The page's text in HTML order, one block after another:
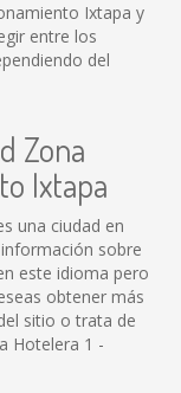
Ixtapa y
entre los
del
Zona
Ixtapa
una ciudad en
sobre
este idioma pero
obtener más
sitio o trata de
Hotelera 1 -